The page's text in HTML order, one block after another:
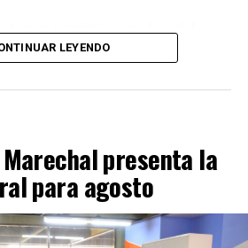
la colocación de unos 355 metros
domiciliarias. Los trabajos se
sectores comprendidos por
Génova y Génova Bis.
contempla la extensión de
la instalación de 234 metros de
realización de 31 conexiones
de seis bocas de registro.
LEYENDO
presenta la
para agosto